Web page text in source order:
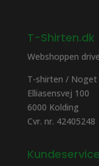
T-Shirten.dk
Webshoppen
T-shirten / Noget
Elliasensvej 100
6000 Kolding
Cvr. nr. 42405248
Kundeservice